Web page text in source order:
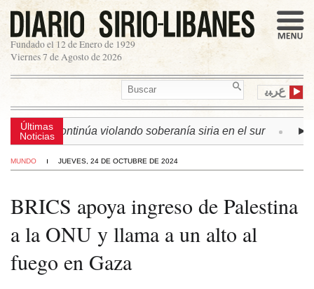
Fundado el 12 de Enero de 1929
Viernes 7 de Agosto de 2026
ﻉﺮﺒﻳ
Últimas
Noticias
israelí continúa violando soberanía siria en el sur ►
MUNDO JUEVES, 24 DE OCTUBRE DE 2024
BRICS apoya ingreso de Palestina
a la ONU y llama a un alto al
fuego en Gaza